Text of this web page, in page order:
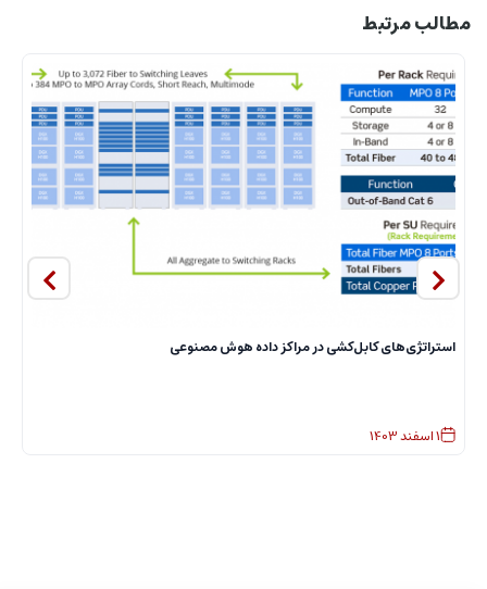
مطالب مرتبط
استراتژی‌های کابل‌کشی در مراکز داده هوش مصنوعی
1اسفند1403